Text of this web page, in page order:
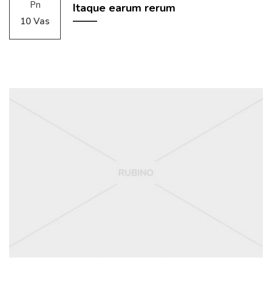
Pn
10 Vas
Itaque earum rerum